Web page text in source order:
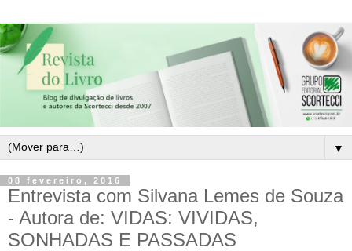
▼
08 fevereiro, 2016
Entrevista com Silvana Lemes de Souza
- Autora de: VIDAS: VIVIDAS,
SONHADAS E PASSADAS